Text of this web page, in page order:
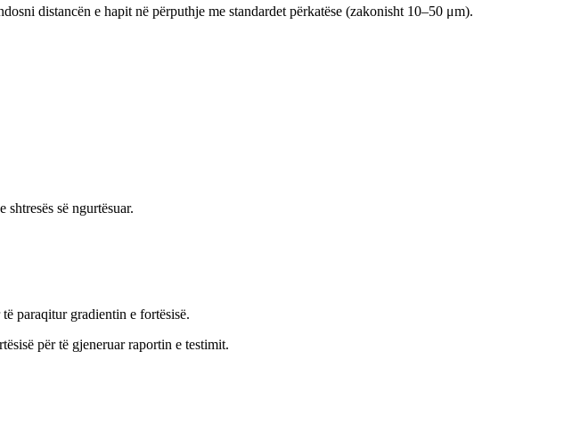
distancën e hapit në përputhje me standardet përkatëse (zakonisht 10–50 μm).
së ngurtësuar.
paraqitur gradientin e fortësisë.
për të gjeneruar raportin e testimit.